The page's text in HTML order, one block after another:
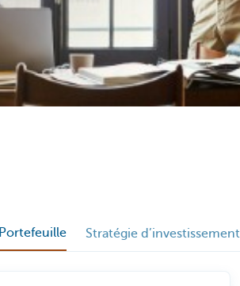
Portefeuille Stratégie d’investissement